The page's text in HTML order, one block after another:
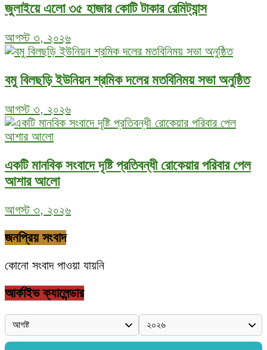
জুলাইয়ে এলো ৩৫ হাজার কোটি টাকার রেমিট্যান্স
আগস্ট ৩, ২০২৬
বমু বিলছড়ি ইউনিয়ন শ্রমিক দলের মতবিনিময় সভা অনুষ্ঠিত
আগস্ট ৩, ২০২৬
একটি মানবিক সংবাদে দৃষ্টি প্রতিবন্ধী রোকেয়ার পরিবার পেল
আশার আলো
আগস্ট ৩, ২০২৬
জনপ্রিয় সংবাদ
কোনো সংবাদ পাওয়া যায়নি
আর্কাইভ ক্যালেন্ডার